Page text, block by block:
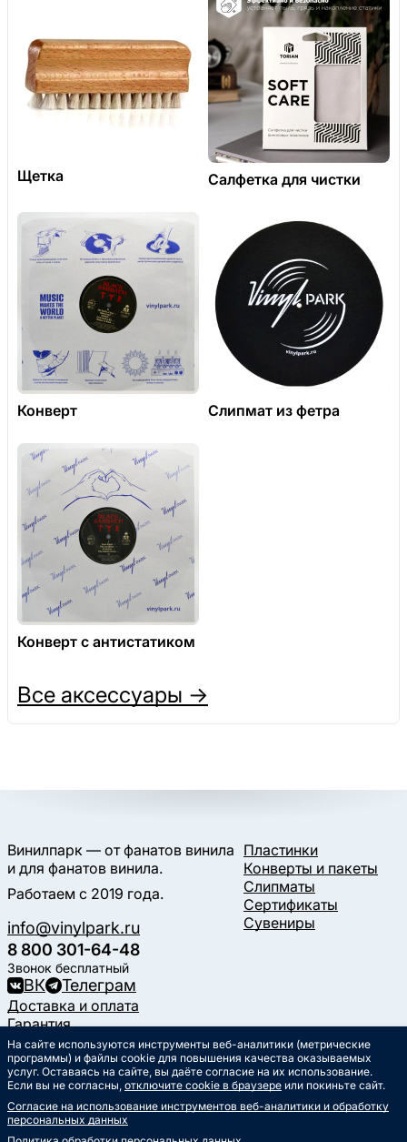
Щетка Салфетка для чистки
Конверт Слипмат из фетра
Конверт с антистатиком
Все аксессуары →
Винилпарк — от фанатов винила
и для фанатов винила.
Работаем с 2019 года.
info@vinylpark.ru
8 800 301-64-48
Звонок бесплатный
ВК Телеграм
Пластинки
Конверты и пакеты
Слипматы
Сертификаты
Сувениры
Доставка и оплата
Гарантия
Контакты
Статьи
Музыкальный календарь
Документы
Публичная оферта
Политика обработки
На сайте используются инструменты веб-аналитики (метрические
программы) и файлы cookie для повышения качества оказываемых
услуг. Оставаясь на сайте, вы даёте согласие на их использование.
Если вы не согласны, отключите cookie в браузере или покиньте сайт.
Согласие на использование инструментов веб-аналитики и обработку
персональных данных